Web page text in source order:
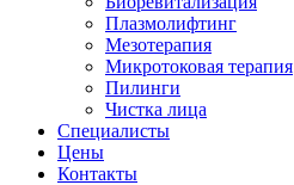
Плазмолифтинг
Мезотерапия
Микротоковая терапия
Пилинги
Чистка лица
Специалисты
Цены
Контакты